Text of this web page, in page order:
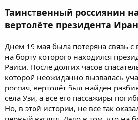
Таинственный россиянин
вертолёте президента
Днём 19 мая была потеряна связь с
на борту которого находился
Раиси. После долгих часов
которой неожиданно вызвалась
россия, вертолёт был найден
села Узи, а все его пассажиры
Но, в этой истории, не всё так